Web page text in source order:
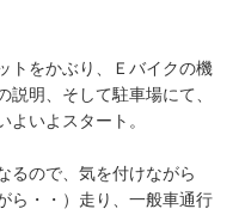
トをかぶり、Ｅバイクの機
明、そして駐車場にて、
いよスタート。
るので、気を付けながら
ら・・）走り、一般車通行